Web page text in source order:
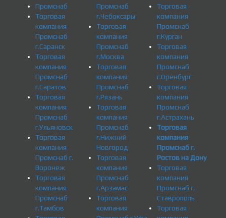
Промснаб
Торговая
компания
Промснаб
г.Саранск
Торговая
компания
Промснаб
г.Саратов
Торговая
компания
Промснаб
г.Ульяновск
Торговая
компания
Промснаб г.
Воронеж
Торговая
компания
Промснаб
г.Тамбов
Промснаб
г.Чебоксары
Торговая
компания
Промснаб
г.Москва
Торговая
компания
Промснаб
г.Рязань
Торговая
компания
Промснаб
г.Нижний
Новгород
Торговая
компания
Промснаб
г.Арзамас
Торговая
компания
Торговая
компания
Промснаб
г.Курган
Торговая
компания
Промснаб
г.Оренбург
Торговая
компания
Промснаб
г.Астрахань
Торговая
компания
Промснаб г.
Ростов на Дону
Торговая
компания
Промснаб г.
Ставрополь
Торговая